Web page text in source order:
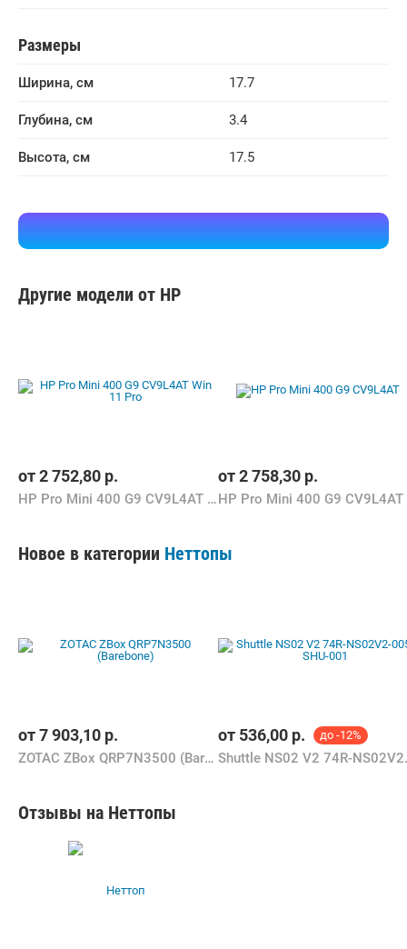
Размеры
Ширина, см 17.7
Глубина, см 3.4
Высота, см 17.5
Другие модели от HP
от2 752,80 р.
HP Pro Mini 400 G9 CV9L4AT Win 11 Pro
от2 758,30 р.
HP Pro Mini 400 G9 CV9L4AT
Новое в категории Неттопы
от7 903,10 р.
ZOTAC ZBox QRP7N3500 (Barebone)
от 536,00 р. до -12%
Отзывы на Неттопы